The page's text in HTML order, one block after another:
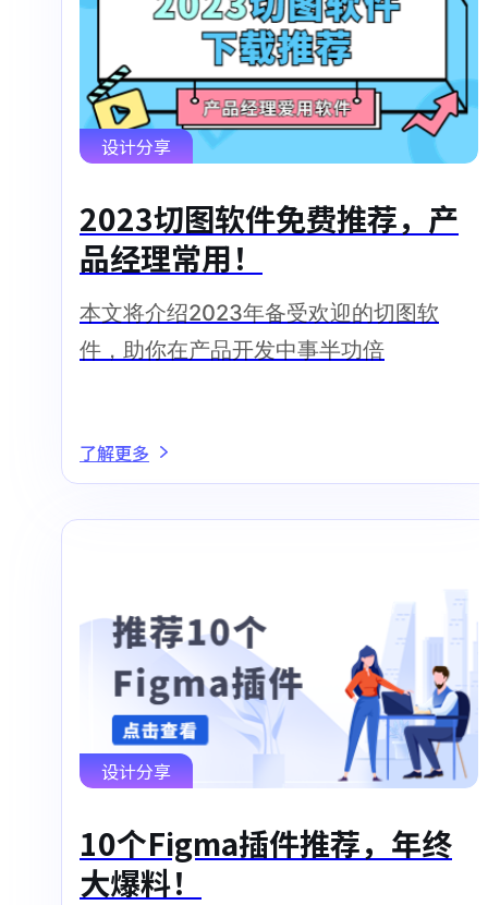
设计分享
2023切图软件免费推荐，产
品经理常用！
本文将介绍2023年备受欢迎的切图软
件，助你在产品开发中事半功倍
了解更多
设计分享
10个Figma插件推荐，年终
大爆料！